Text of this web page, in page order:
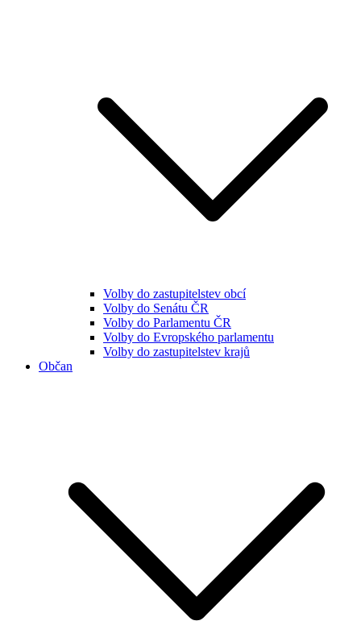
Volby do zastupitelstev obcí
Volby do Senátu ČR
Volby do Parlamentu ČR
Volby do Evropského parlamentu
Volby do zastupitelstev krajů
Občan